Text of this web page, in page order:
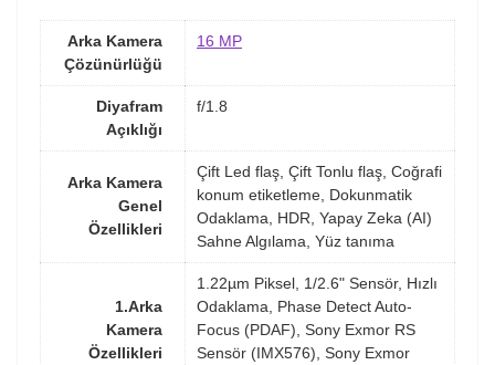
Arka Kamera
Çözünürlüğü
16 MP
Diyafram
Açıklığı
f/1.8
Arka Kamera
Genel
Özellikleri
Çift Led flaş, Çift Tonlu flaş, Coğrafi
konum etiketleme, Dokunmatik
Odaklama, HDR, Yapay Zeka (AI)
Sahne Algılama, Yüz tanıma
1.Arka
Kamera
Özellikleri
1.22µm Piksel, 1/2.6" Sensör, Hızlı
Odaklama, Phase Detect Auto-
Focus (PDAF), Sony Exmor RS
Sensör (IMX576), Sony Exmor